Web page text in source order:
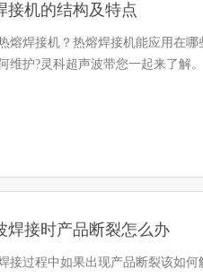
接机的结构及特点
熔焊接机？热熔焊接机能应用在
维护?灵科超声波带您一起来了解。
焊接时产品断裂怎么办
接过程中如果出现产品断裂该如何